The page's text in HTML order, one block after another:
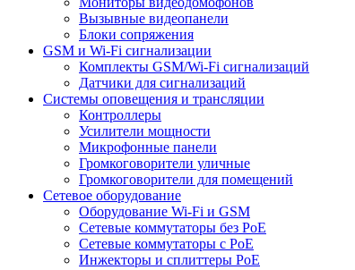
Вызывные видеопанели
Блоки сопряжения
GSM и Wi-Fi сигнализации
Комплекты GSM/Wi-Fi сигнализаций
Датчики для сигнализаций
Системы оповещения и трансляции
Контроллеры
Усилители мощности
Микрофонные панели
Громкоговорители уличные
Громкоговорители для помещений
Сетевое оборудование
Оборудование Wi-Fi и GSM
Сетевые коммутаторы без PoE
Сетевые коммутаторы с PoE
Инжекторы и сплиттеры PoE